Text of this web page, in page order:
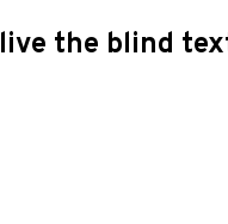
the blind